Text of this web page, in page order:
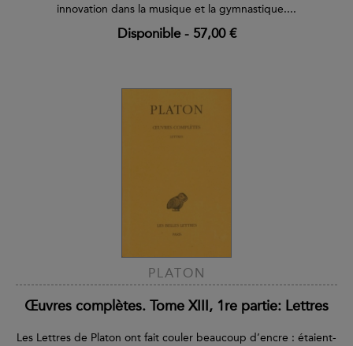
innovation dans la musique et la gymnastique....
Disponible- 57,00 €
PLATON
Œuvres complètes. Tome XIII, 1re partie: Lettres
Les Lettres de Platon ont fait couler beaucoup d’encre : étaient-